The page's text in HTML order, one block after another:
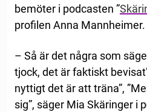
bemöter i podcasten ”
profilen Anna Mannheimer.
– Så är det några som
tjock, det är faktiskt
nyttigt det är att träna”,
sig”, säger Mia Skäringer i